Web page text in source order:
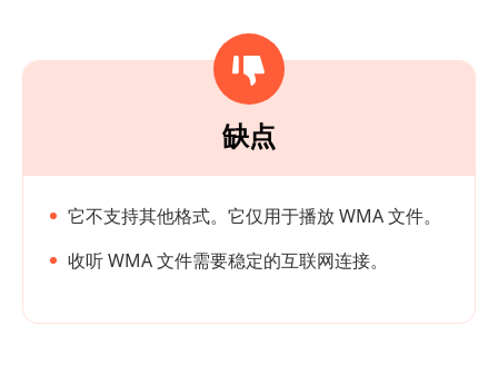
缺点
它不支持其他格式。它仅用于播放 WMA 文件。
收听 WMA 文件需要稳定的互联网连接。